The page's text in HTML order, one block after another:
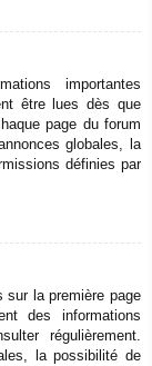
importantes
être lues dès que
page du forum
globales, la
définies par
sur la première page
des informations
régulièrement.
la possibilité de